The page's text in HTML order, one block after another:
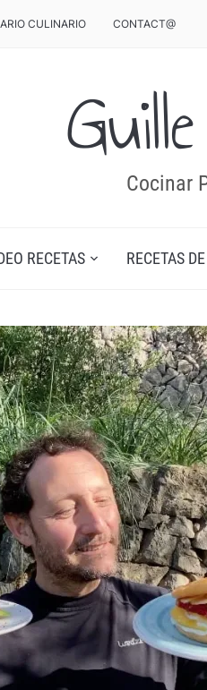
CULINARIO CONTACT@
Cocinar
RECETAS RECETAS